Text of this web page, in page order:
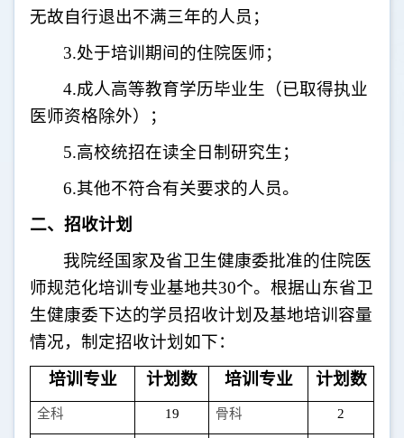
无故自行退出不满三年的人员；
3.处于培训期间的住院医师；
4.成人高等教育学历毕业生（已取得执业
医师资格除外）；
5.高校统招在读全日制研究生；
6.其他不符合有关要求的人员。
二、招收计划
我院经国家及省卫生健康委批准的住院医
师规范化培训专业基地共30个。根据山东省卫
生健康委下达的学员招收计划及基地培训容量
情况，制定招收计划如下：
培训专业
计划数 培训专业 计划数
全科 19 骨科 2